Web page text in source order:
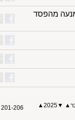
ונמנעה מהפסד
▼
2025▲ 201-206 מתוך 206